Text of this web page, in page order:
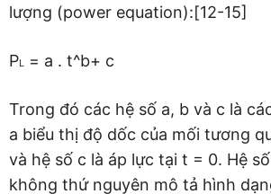
lượng (power equation):[12-15]
PL = a . t^b+ c
Trong đó các hệ số a, b và c là
a biểu thị độ dốc của mối tương
và hệ số c là áp lực tại t = 0. Hệ
không thứ nguyên mô tả hình